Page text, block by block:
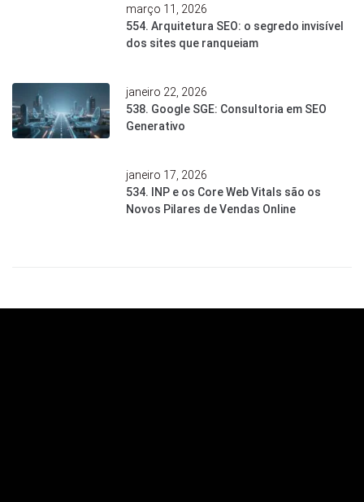
março 11, 2026
554. Arquitetura SEO: o segredo invisível
dos sites que ranqueiam
janeiro 22, 2026
538. Google SGE: Consultoria em SEO
Generativo
janeiro 17, 2026
534. INP e os Core Web Vitals são os
Novos Pilares de Vendas Online